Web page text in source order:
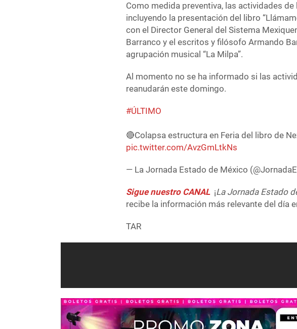
Como medida preventiva, las actividades
incluyendo la presentación del libro
con el Director General del Sistema
Barranco y el escritos y filósofo Armando
agrupación musical “La Milpa”.
Al momento no se ha informado si las
reanudarán este domingo.
#ÚLTIMO
🔴Colapsa estructura en Feria del libro de
pic.twitter.com/AvzGmLtkNs
— La Jornada Estado de México
Sigue nuestro CANAL ¡La Jornada Estado
recibe la información más relevante del día
TAR